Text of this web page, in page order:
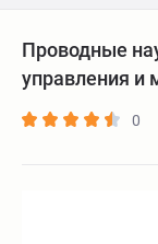
Проводные
управления и
0